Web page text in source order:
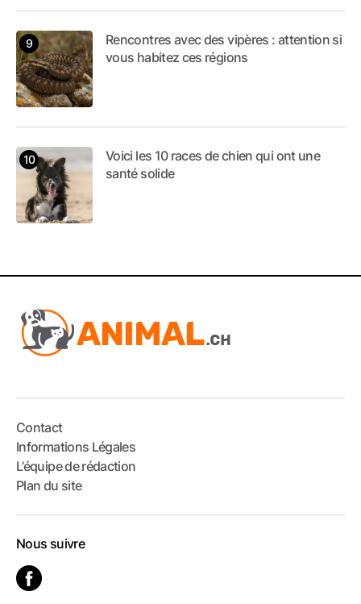
Rencontres avec des vipères : attention si
vous habitez ces régions
Voici les 10 races de chien qui ont une
santé solide
Contact
Informations Légales
L’équipe de rédaction
Plan du site
Nous suivre